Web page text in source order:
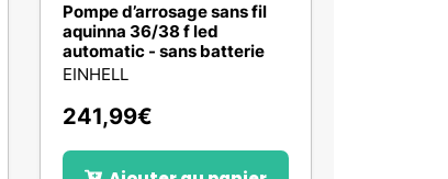
Pompe d’arrosage sans fil
aquinna 36/38 f led
automatic - sans batterie
EINHELL
241,99€